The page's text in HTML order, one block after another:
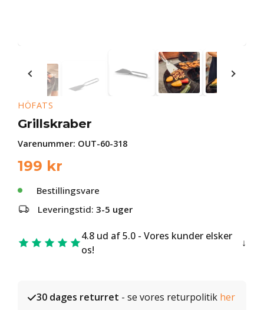
HÖFATS
Grillskraber
Varenummer: OUT-60-318
199 kr
Bestillingsvare
Leveringstid: 3-5 uger
4.8 ud af 5.0 - Vores kunder elsker
os!
30 dages returret - se vores returpolitik her